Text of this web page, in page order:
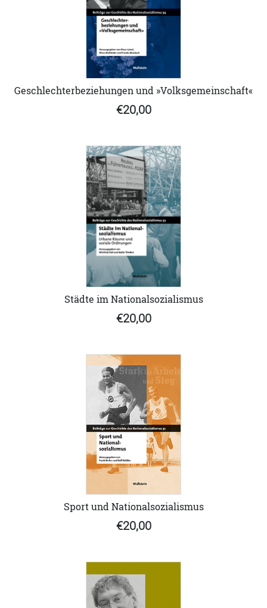
Geschlechterbeziehungen und »Volksgemeinschaft«
€20,00
Städte im Nationalsozialismus
€20,00
Sport und Nationalsozialismus
€20,00